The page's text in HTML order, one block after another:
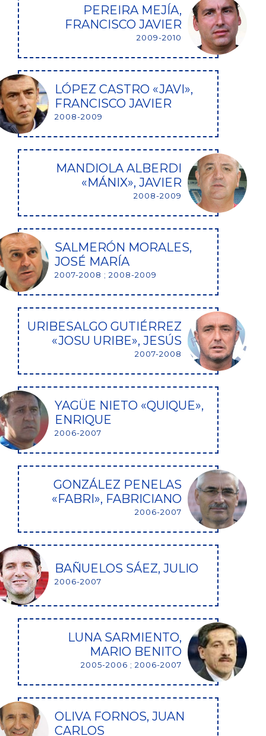
PEREIRA MEJÍA,
FRANCISCO JAVIER
2009-2010
LÓPEZ CASTRO «JAVI»,
FRANCISCO JAVIER
2008-2009
MANDIOLA ALBERDI
«MÁNIX», JAVIER
2008-2009
SALMERÓN MORALES,
JOSÉ MARÍA
2007-2008 ; 2008-2009
URIBESALGO GUTIÉRREZ
«JOSU URIBE», JESÚS
2007-2008
YAGÜE NIETO «QUIQUE»,
ENRIQUE
2006-2007
GONZÁLEZ PENELAS
«FABRI», FABRICIANO
2006-2007
BAÑUELOS SÁEZ, JULIO
2006-2007
LUNA SARMIENTO,
MARIO BENITO
2005-2006 ; 2006-2007
OLIVA FORNOS, JUAN
CARLOS